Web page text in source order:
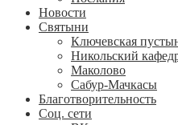
Новости
Святыни
Ключевская
Никольский
Маколово
Сабур-Мачкасы
Благотворительность
Соц. сети